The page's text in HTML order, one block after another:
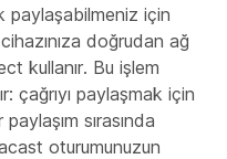
paylaşabilmeniz için
doğrudan ağ
kullanır. Bu işlem
çağrıyı paylaşmak için
sırasında
oturumunuzun